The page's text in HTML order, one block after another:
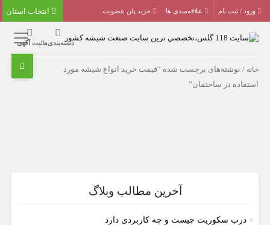
ورود / ثبت نام علاقه‌مندی ها خرید پلن عضویت
دسته‌بندی‌هاثبت آگهی
خانه/ نوشته‌های برچسب شده “قیمت خرید انواع شیشه مورد
استفاده در ساختمان”
آخرین مطالب وبلاگ
درب سکوریت چیست و چه کاربردی دارد